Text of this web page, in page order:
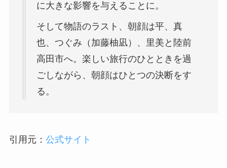
に大きな影響を与えることに。
そして物語のラスト、朝顔は平、真
也、つぐみ（加藤柚凪）、里美と陸前
高田市へ。楽しい旅行のひとときを過
ごしながら、朝顔はひとつの決断をす
る。
引用元： 公式サイト